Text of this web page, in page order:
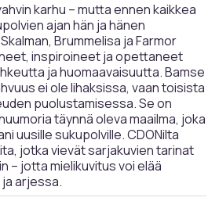
karhu – mutta ennen kaikkea
ajan hän ja hänen
Brummelisa ja Farmor
inspiroineet ja opettaneet
ja huomaavaisuutta. Bamse
ei ole lihaksissa, vaan toisista
puolustamisessa. Se on
täynnä oleva maailma, joka
uusille sukupolville. CDONilta
jotka vievät sarjakuvien tarinat
– jotta mielikuvitus voi elää
arjessa.